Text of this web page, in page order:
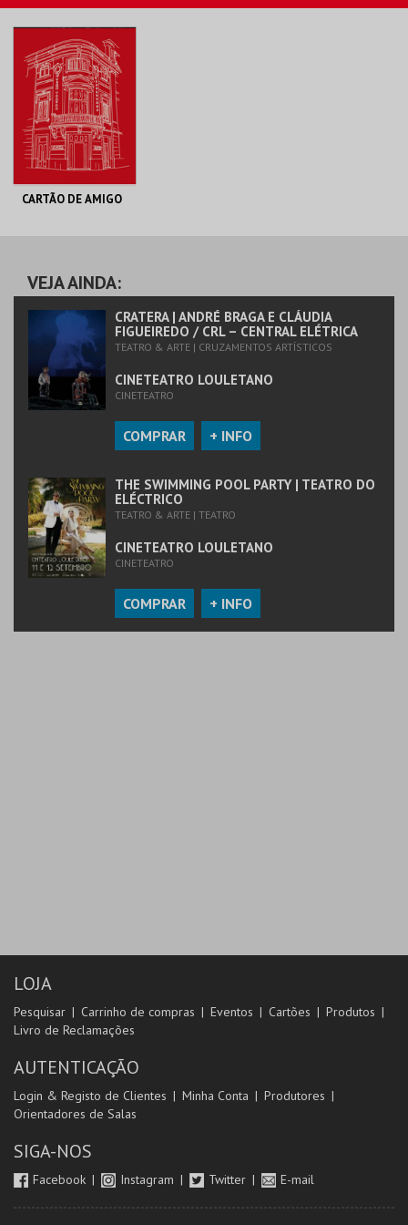
COMPRAR
CARTÃO DE AMIGO
AQUISIÇÃO 2026
MAIS INFO
COMPRAR
VEJA AINDA:
CRATERA | ANDRÉ BRAGA E CLÁUDIA
FIGUEIREDO / CRL – CENTRAL ELÉTRICA
TEATRO & ARTE | CRUZAMENTOS ARTÍSTICOS
CINETEATRO LOULETANO
CINETEATRO
COMPRAR + INFO
THE SWIMMING POOL PARTY | TEATRO DO
ELÉCTRICO
TEATRO & ARTE | TEATRO
CINETEATRO LOULETANO
CINETEATRO
COMPRAR + INFO
LOJA
Pesquisar Carrinho de compras Eventos Cartões
Produtos
Livro de Reclamações
AUTENTICAÇÃO
Login & Registo de Clientes Minha Conta
Produtores
Orientadores de Salas
SIGA-NOS
Facebook Instagram Twitter E-mail